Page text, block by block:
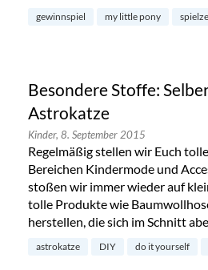
gewinnspiel my little pony
Besondere Stoffe:
Astrokatze
Kinder, 8. September 2015
Regelmäßig stellen wir Euch
Bereichen Kindermode und
stoßen wir immer wieder auf
tolle Produkte wie
herstellen, die sich im Schnitt
astrokatze DIY do it yourself